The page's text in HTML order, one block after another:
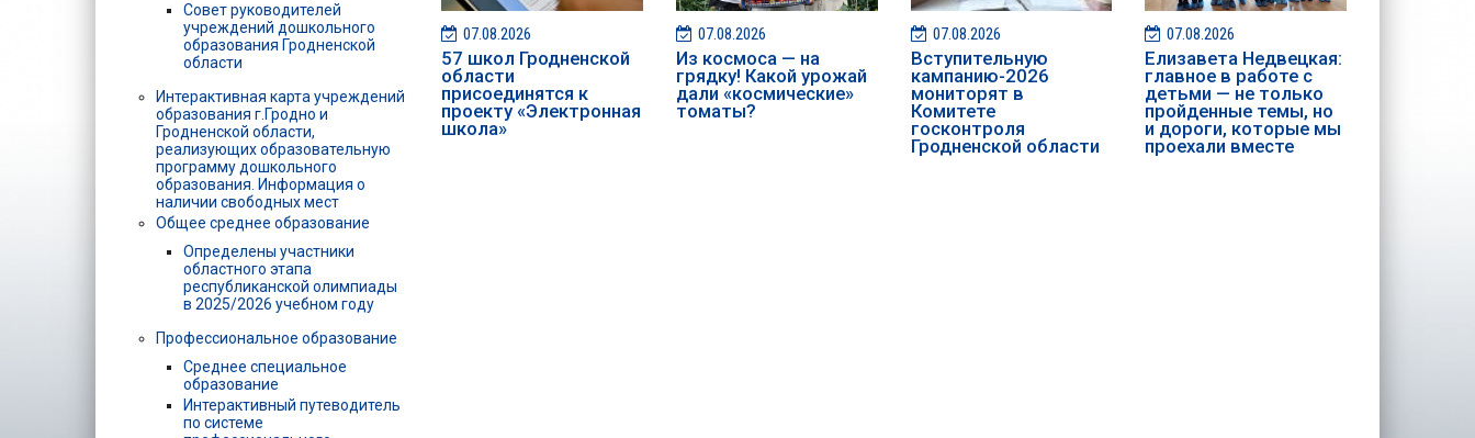
07.08.2026
57 школ Гродненской
области
присоединятся к
проекту «Электронная
школа»
07.08.2026
Из космоса — на
грядку! Какой урожай
дали «космические»
томаты?
07.08.2026
️️Вступительную
кампанию-2026
мониторят в
Комитете
госконтроля
Гродненской области
07.08.2026
Елизавета Недвецкая:
главное в работе с
детьми — не только
пройденные темы, но
и дороги, которые мы
проехали вместе
Совет руководителей
учреждений дошкольного
образования Гродненской
области
Интерактивная карта учреждений
образования г.Гродно и
Гродненской области,
реализующих образовательную
программу дошкольного
образования. Информация о
наличии свободных мест
Общее среднее образование
Определены участники
областного этапа
республиканской олимпиады
в 2025/2026 учебном году
Профессиональное образование
Среднее специальное
образование
Интерактивный путеводитель
по системе